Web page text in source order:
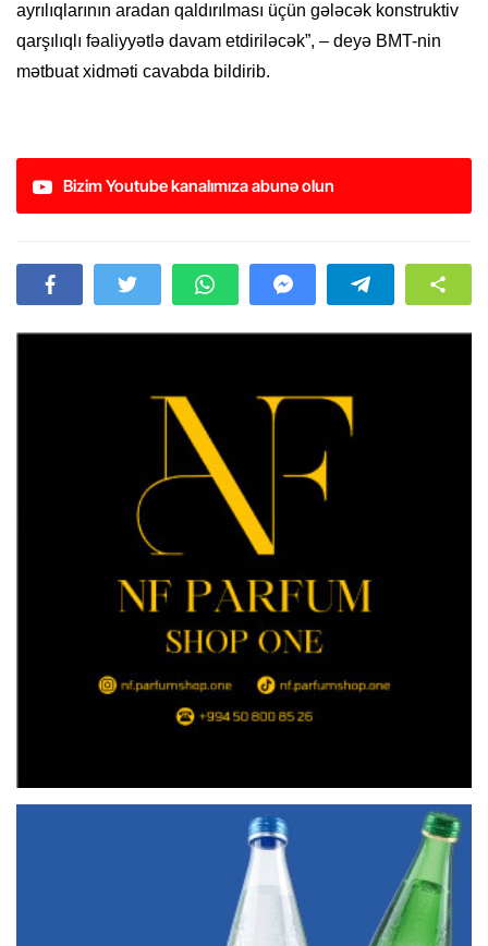
ayrılıqlarının aradan qaldırılması üçün gələcək konstruktiv
qarşılıqlı fəaliyyətlə davam etdiriləcək”, – deyə BMT-nin
mətbuat xidməti cavabda bildirib.
Bizim Youtube kanalımıza abunə olun